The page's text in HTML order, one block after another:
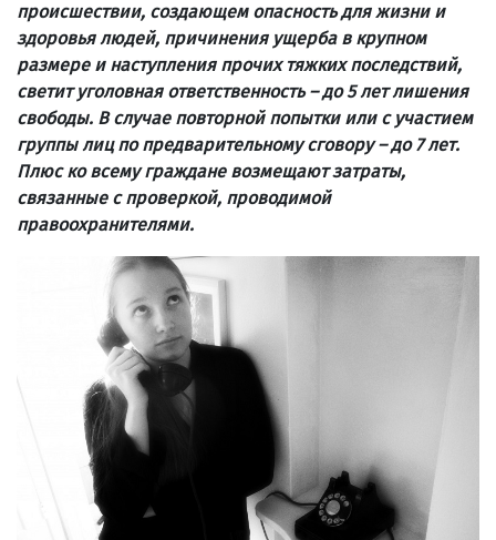
происшествии, создающем опасность для жизни и
здоровья людей, причинения ущерба в крупном
размере и наступления прочих тяжких последствий,
светит уголовная ответственность – до 5 лет лишения
свободы. В случае повторной попытки или с участием
группы лиц по предварительному сговору – до 7 лет.
Плюс ко всему граждане возмещают затраты,
связанные с проверкой, проводимой
правоохранителями.